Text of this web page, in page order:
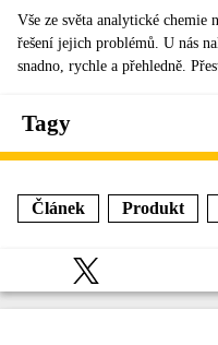
Vše ze světa analytické
řešení jejich problémů. U nás
snadno, rychle a přehledně.
Tagy
Článek Produkt